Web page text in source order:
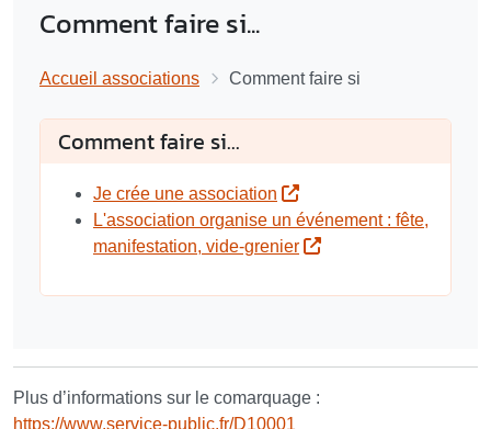
Comment faire si...
Accueil associations Comment faire si
Comment faire si...
Je crée une association
L'association organise un événement : fête,
manifestation, vide-grenier
Plus d’informations sur le comarquage :
https://www.service-public.fr/D10001